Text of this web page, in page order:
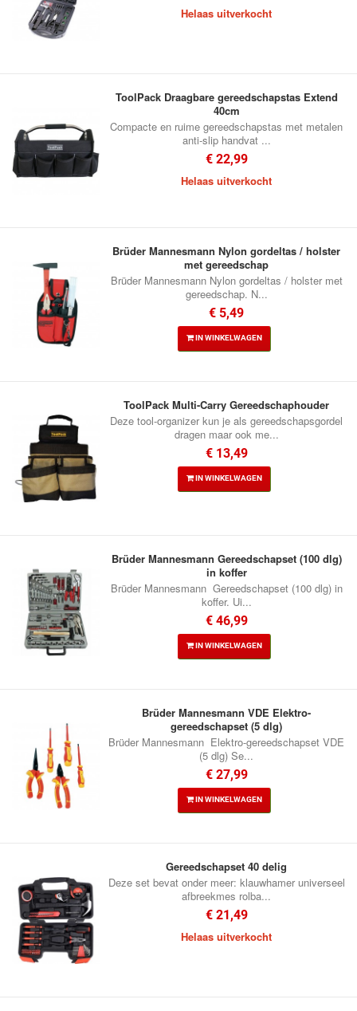
Helaas uitverkocht
ToolPack Draagbare gereedschapstas Extend
40cm
Compacte en ruime gereedschapstas met metalen
anti-slip handvat ...
€ 22,99
Helaas uitverkocht
Brüder Mannesmann Nylon gordeltas / holster
met gereedschap
Brüder Mannesmann Nylon gordeltas / holster met
gereedschap. N...
€ 5,49
IN WINKELWAGEN
ToolPack Multi-Carry Gereedschaphouder
Deze tool-organizer kun je als gereedschapsgordel
dragen maar ook me...
€ 13,49
IN WINKELWAGEN
Brüder Mannesmann Gereedschapset (100 dlg)
in koffer
Brüder Mannesmann Gereedschapset (100 dlg) in
koffer. Ui...
€ 46,99
IN WINKELWAGEN
Brüder Mannesmann VDE Elektro-
gereedschapset (5 dlg)
Brüder Mannesmann Elektro-gereedschapset VDE
(5 dlg) Se...
€ 27,99
IN WINKELWAGEN
Gereedschapset 40 delig
Deze set bevat onder meer: klauwhamer universeel
afbreekmes rolba...
€ 21,49
Helaas uitverkocht